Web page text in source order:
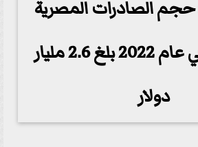
حجم الصادرات المصرية
للسعودية في عام 2022 بلغ 2.6 مليار
دولار